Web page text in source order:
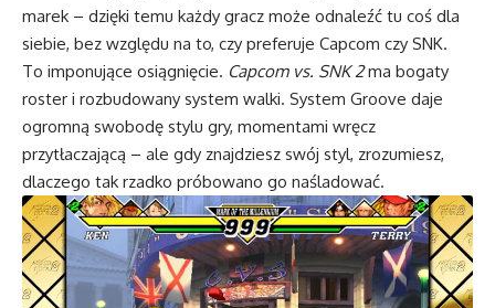
marek – dzięki temu każdy gracz może odnaleźć tu coś dla
siebie, bez względu na to, czy preferuje Capcom czy SNK.
To imponujące osiągnięcie. Capcom vs. SNK 2ma bogaty
roster i rozbudowany system walki. System Groove daje
ogromną swobodę stylu gry, momentami wręcz
przytłaczającą – ale gdy znajdziesz swój styl, zrozumiesz,
dlaczego tak rzadko próbowano go naśladować.